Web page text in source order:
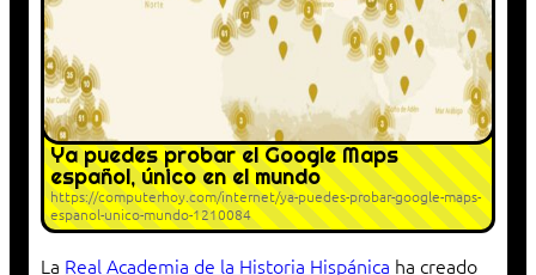
Ya puedes probar el Google Maps
español, único en el mundo
https://computerhoy.com/internet/ya-puedes-probar-google-maps-
espanol-unico-mundo-1210084
La Real Academia de la Historia Hispánica ha creado